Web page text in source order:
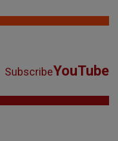
SubscribeYouTube